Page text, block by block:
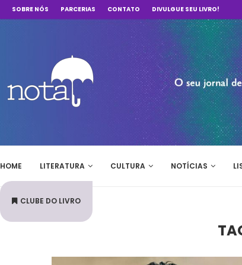
SOBRE NÓS PARCERIAS CONTATO DIVULGUE SEU LIVRO!
HOME LITERATURA CULTURA NOTÍCIAS
CLUBE DO LIVRO